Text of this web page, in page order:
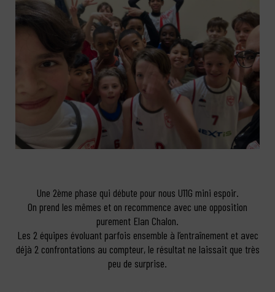
Une 2ème phase qui débute pour nous U11G mini espoir.
On prend les mêmes et on recommence avec une opposition
purement Elan Chalon.
Les 2 équipes évoluant parfois ensemble à l’entraînement et avec
déjà 2 confrontations au compteur, le résultat ne laissait que très
peu de surprise.